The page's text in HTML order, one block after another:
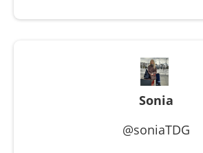
Sonia
@soniaTDG